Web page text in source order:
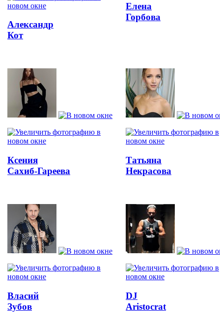
Александр
Кот
Елена
Горбова
Ксения
Сахиб-Гареева
Татьяна
Некрасова
Власий
Зубов
DJ
Aristocrat